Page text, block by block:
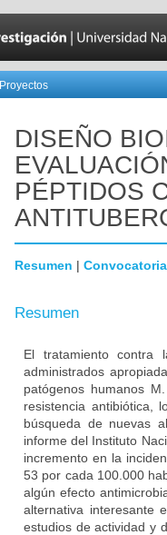
Proyectos
DISEÑO
PÉPTIDOS
Resumen | Convocatoria
Resumen
El tratamiento contra
administrados
patógenos humanos
resistencia antibiótica,
búsqueda de nuevas
informe del Instituto
incremento en la
53 por cada 100.000
algún efecto
alternativa interesante
estudios de actividad y